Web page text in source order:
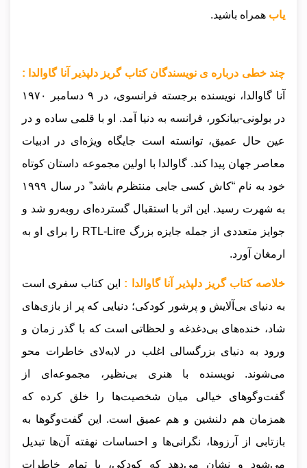
یاب همراه باشید.
چند خطی درباره ی نویسندگان کتاب گریز دلپذیر آنا گاوالدا :
آنا گاوالدا، نویسنده برجسته فرانسوی، در ۹ دسامبر ۱۹۷۰
در بولونی-بیانکور، فرانسه به دنیا آمد. او با قلمی ساده و در
عین حال عمیق، توانسته است جایگاه ویژه‌ای در ادبیات
معاصر جهان پیدا کند. گاوالدا با اولین مجموعه داستان کوتاه
خود به نام “کاش کسی جایی منتظرم باشد” در سال ۱۹۹۹
به شهرت رسید. این اثر با استقبال گسترده‌ای روبه‌رو شد و
جوایز متعددی از جمله جایزه بزرگ RTL-Lire را برای او به
ارمغان آورد.
خلاصه کتاب گریز دلپذیر آنا گاوالدا : این کتاب سفری است
به دنیای بی‌آلایش و پرشور کودکی؛ دنیایی که پر از بازی‌های
شاد، خنده‌های بی‌دغدغه و لحظاتی است که با گذر زمان و
ورود به دنیای بزرگسالی اغلب در لابه‌لای خاطرات محو
می‌شوند. نویسنده با هنری بی‌نظیر، مجموعه‌ای از
گفت‌وگوهای خیالی میان شخصیت‌ها را خلق کرده که
همزمان هم دلنشین و هم عمیق است. این گفت‌وگوها به
بازتابی از آرزوها، نگرانی‌ها و احساسات نهفته آن‌ها تبدیل
می‌شود و نشان می‌دهد که کودکی، با تمام خاطرات